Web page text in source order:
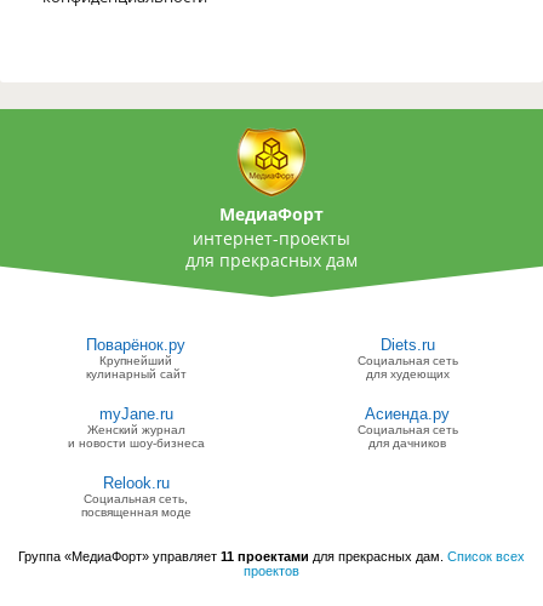
МедиаФорт
интернет-проекты
для прекрасных дам
Поварёнок.ру
Крупнейший
кулинарный сайт
Diets.ru
Социальная сеть
для худеющих
myJane.ru
Женский журнал
и новости шоу-бизнеса
Асиенда.ру
Социальная сеть
для дачников
Relook.ru
Социальная сеть,
посвященная моде
Группа «МедиаФорт» управляет 11 проектами для прекрасных дам. Список всех
проектов